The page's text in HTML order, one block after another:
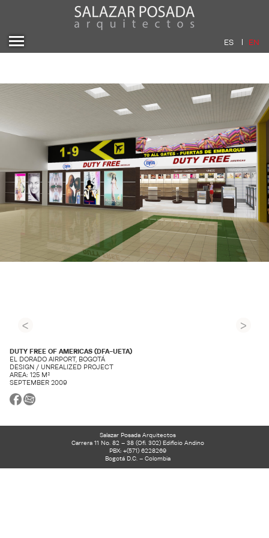
ES EN
< >
DUTY FREE OF AMERICAS (DFA-UETA)
EL DORADO AIRPORT, BOGOTÁ
DESIGN / UNREALIZED PROJECT
AREA: 125 M²
SEPTEMBER 2009
Salazar Posada Arquitectos
Carrera 11 No. 82 – 38 (Ofi. 302) Edificio Andino
PBX: +(571) 6228269
Bogotá D.C. – Colombia